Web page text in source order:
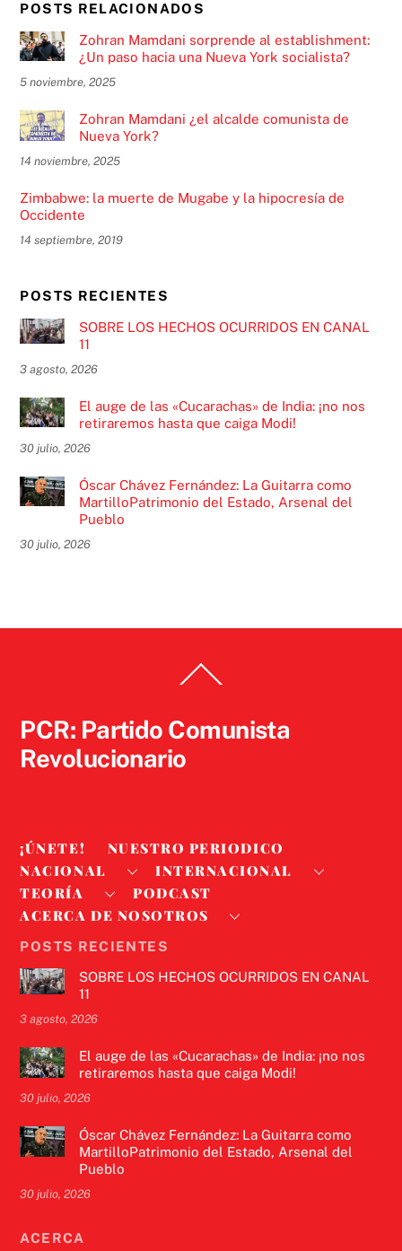
POSTS RELACIONADOS
Zohran Mamdani sorprende al establishment:
¿Un paso hacia una Nueva York socialista?
5 noviembre, 2025
Zohran Mamdani ¿el alcalde comunista de
Nueva York?
14 noviembre, 2025
Zimbabwe: la muerte de Mugabe y la hipocresía de
Occidente
14 septiembre, 2019
POSTS RECIENTES
SOBRE LOS HECHOS OCURRIDOS EN CANAL
11
3 agosto, 2026
El auge de las «Cucarachas» de India: ¡no nos
retiraremos hasta que caiga Modi!
30 julio, 2026
Óscar Chávez Fernández: La Guitarra como
MartilloPatrimonio del Estado, Arsenal del
Pueblo
30 julio, 2026
To
PCR: Partido Comunista
Revolucionario
¡ÚNETE!
NUESTRO PERIODICO
NACIONAL
INTERNACIONAL
TEORÍA
PODCAST
ACERCA DE NOSOTROS
POSTS RECIENTES
SOBRE LOS HECHOS OCURRIDOS EN CANAL
11
3 agosto, 2026
El auge de las «Cucarachas» de India: ¡no nos
retiraremos hasta que caiga Modi!
30 julio, 2026
Óscar Chávez Fernández: La Guitarra como
MartilloPatrimonio del Estado, Arsenal del
Pueblo
30 julio, 2026
ACERCA